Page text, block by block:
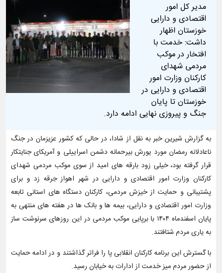
مدیر کل امور
اقتصادی و دارایی
خوزستان اظهار
داشت: خدمت با
افتخار در موکب
مردمی شهدای
کارکنان وزارت امور
اقتصادی و دارایی در
خوزستان تا پایان
جنگ و پیروزی نهایی ادامه دارد.
به گزارش شیرین خبر به نقل از شادا، در حالی که کشور عزیزمان در جنگ
ناعادلانه رمضان مورد یورش بیرحمانه دشمن اسراییلی و آمریکای جنایتکار
قرار گرفته بود، خیلی زود بارقه های امید از سوی موکب مردمی شهدای
کارکنان وزارت امور اقتصادی و دارایی در شهر اهواز جرقه زد و برای
پشتیبانی و حمایت از خیزش مردمی، کارکنان دستگاه های استانی تابعه
وزارت امور اقتصادی و دارایی، بیمه ها و بانک ها در هفته های منتهی به
پایان اسفندماه ۱۴۰۴ با برپایی موکب مردمی در این روزهای سرنوشت ساز
به یاری مردم شتافتند.
با گسترش این برنامه کارکنان انقلابی پا را فراتر گذاشتند و در ادامه حمایت
از حضور مردم میز خدمت از ادارات به خیابان رسید.